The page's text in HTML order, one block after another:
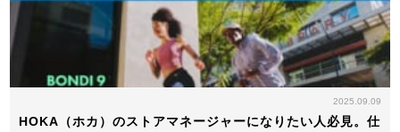
2025.09.09
HOKA（ホカ）のストアマネージャーになりたい人必見。仕